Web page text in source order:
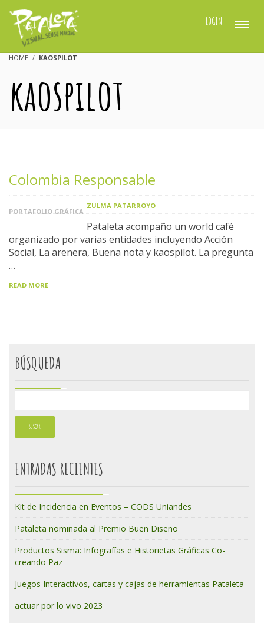
LOGIN
HOME KAOSPILOT
kaospilot
Colombia Responsable
PORTAFOLIO GRÁFICA
ZULMA PATARROYO
Pataleta acompaño un world café
organizado por varias entidades incluyendo Acción
Social, La arenera, Buena nota y kaospilot. La pregunta
…
READ MORE
BÚSQUEDA
ENTRADAS RECIENTES
Kit de Incidencia en Eventos – CODS Uniandes
Pataleta nominada al Premio Buen Diseño
Productos Sisma: Infografías e Historietas Gráficas Co-
creando Paz
Juegos Interactivos, cartas y cajas de herramientas Pataleta
actuar por lo vivo 2023